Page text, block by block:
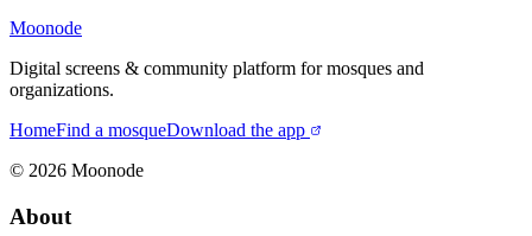
Moonode
Digital screens & community platform for mosques and
organizations.
HomeFind a mosqueDownload the app
© 2026 Moonode
About